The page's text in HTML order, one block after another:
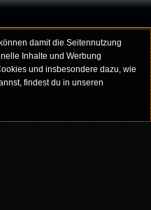
damit die Seitennutzung
Inhalte und Werbung
und insbesondere dazu, wie
findest du in unseren